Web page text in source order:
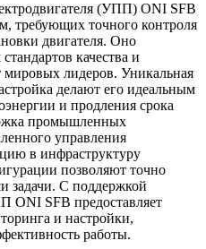
(УПП) ONI SFB
требующих точного контроля
двигателя. Оно
качества и
лидеров. Уникальная
делают его идеальным
и продления срока
промышленных
управления
в инфраструктуру
позволяют точно
задачи. С поддержкой
ONI SFB предоставляет
и настройки,
работы.